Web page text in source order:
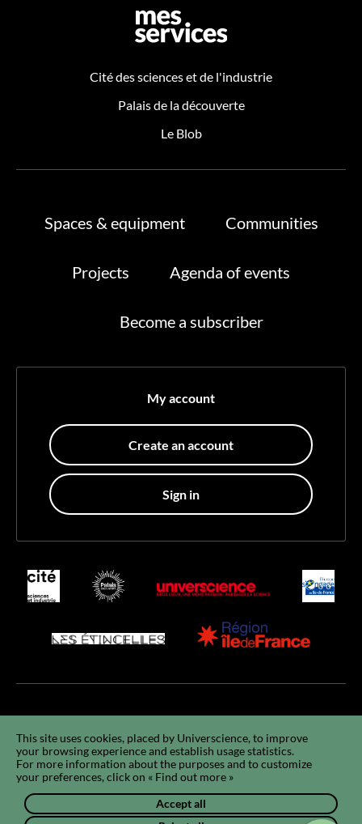
This site uses cookies, placed by Universcience, to improve
your browsing experience and establish usage statistics.
For more information about the purposes and to customize
your preferences, click on « Find out more »
Accept all
Cité des sciences et de l'industrie
Palais de la découverte
Le Blob
My account
Create an account
Sign in
Spaces & equipment Communities
Projects Agenda of events
Become a subscriber
Using cookies Sitemap Q&A FR